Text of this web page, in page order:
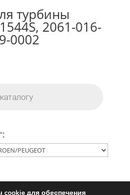
турбины
2061-016-
0002
для обеспечения